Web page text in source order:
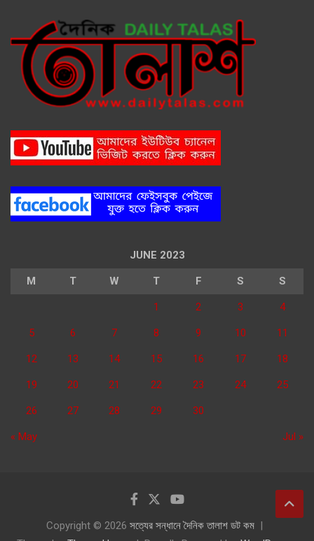
JUNE 2023
M T W T F S S
1 2 3 4
5 6 7 8 9 10 11
12 13 14 15 16 17 18
19 20 21 22 23 24 25
26 27 28 29 30
« May Jul »
Copyright © 2026 সত্যের সন্ধানে দৈনিক তালাশ ডট কম